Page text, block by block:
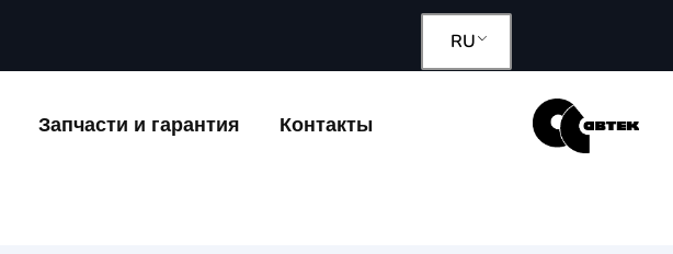
RU
Запчасти и гарантия Контакты